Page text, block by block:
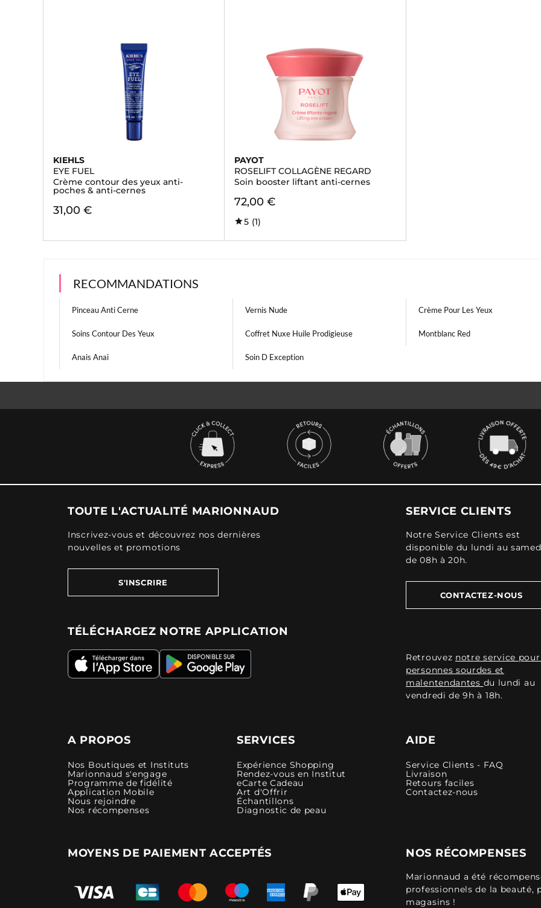
KIEHLS
EYE FUEL
Crème contour des yeux anti-
poches & anti-cernes
31,00 €
PAYOT
ROSELIFT COLLAGÈNE REGARD
Soin booster liftant anti-cernes
72,00 €
5 (1)
RECOMMANDATIONS
Pinceau Anti Cerne Vernis Nude Crème Pour Les Yeux
Soins Contour Des Yeux Coffret Nuxe Huile Prodigieuse Montblanc Red
Anais Anai Soin D Exception
TOUTE L'ACTUALITÉ MARIONNAUD
Inscrivez-vous et découvrez nos dernières
nouvelles et promotions
S'INSCRIRE
TÉLÉCHARGEZ NOTRE APPLICATION
SERVICE CLIENTS
Notre Service Clients est
disponible du lundi au
de 08h à 20h.
CONTACTEZ-NOUS
Retrouvez notre service
personnes sourdes et
malentendantes du lundi au
vendredi de 9h à 18h.
A PROPOS
Nos Boutiques et Instituts
Marionnaud s'engage
Programme de fidélité
Application Mobile
Nous rejoindre
Nos récompenses
SERVICES
Expérience Shopping
Rendez-vous en Institut
eCarte Cadeau
Art d'Offrir
Échantillons
Diagnostic de peau
AIDE
Service Clients - FAQ
Livraison
Retours faciles
Contactez-nous
MOYENS DE PAIEMENT ACCEPTÉS NOS RÉCOMPENSES
Marionnaud a été
professionnels de la beauté,
magasins !